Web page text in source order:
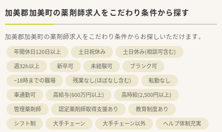
加美郡加美町の薬剤師求人をこだわり条件から探す
加美郡加美町の薬剤師求人をこだわり条件からお探しいただけます。
年間休日120日以上 土日祝休み
土日休み(相談可含む)
週32h以上
新卒可 未経験可
ブランク可
~18時までの職場
残業なし(ほぼなし含む)
転勤なし
車通勤可
高給与(600万円以上)
高時給(2,500円以上)
管理薬剤師
認定薬剤師取得支援あり
教育制度あり
シフト制
大手チェーン 大手チェーン以外
ヘルプ体制充実